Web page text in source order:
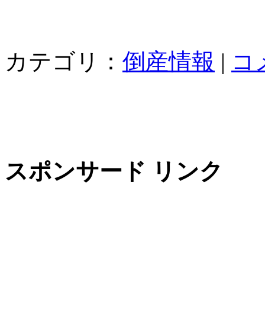
カテゴリ： 倒産情報 | コ
スポンサード リンク